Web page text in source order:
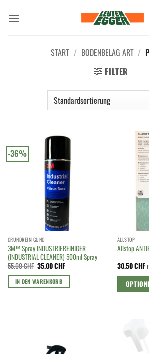
Inhalt
START / BODENBELAG ART /
FILTER
-36%
GRUNDREINIGUNG
3M™ Spray INDUSTRIEREINIGER
(INDUSTRIAL CLEANER) 500ml Spray
55.00CHF Ursprünglicher
Preis
war:
55.00 CHF
35.00CHFAktueller
ist:
35.00 CHF.
IN DEN WARENKORB
ALLSTOP
Allstop
30.50CHF